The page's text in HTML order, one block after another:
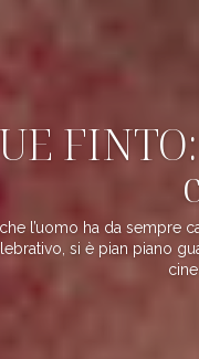
l’uomo ha da
si è pian piano